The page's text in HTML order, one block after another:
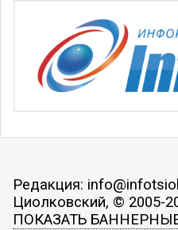
Редакция:
Циолковский, © 2005-
ПОКАЗАТЬ